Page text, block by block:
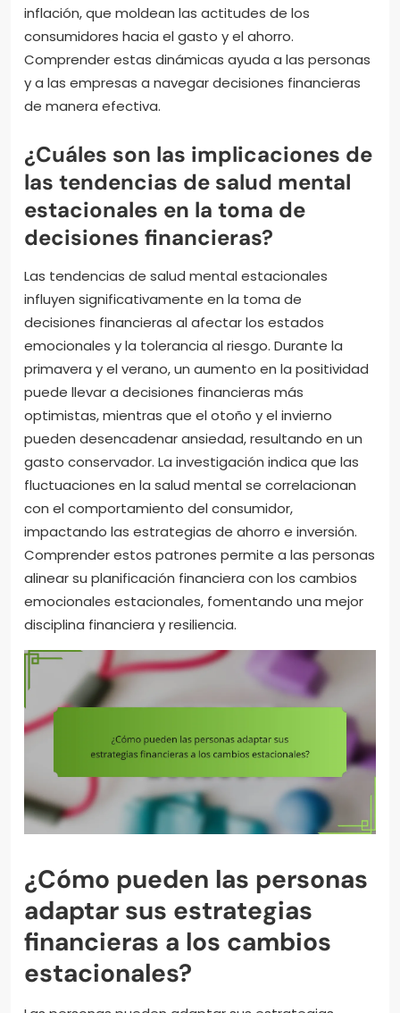
inflación, que moldean las actitudes de los
consumidores hacia el gasto y el ahorro.
Comprender estas dinámicas ayuda a las personas
y a las empresas a navegar decisiones financieras
de manera efectiva.
¿Cuáles son las implicaciones de
las tendencias de salud mental
estacionales en la toma de
decisiones financieras?
Las tendencias de salud mental estacionales
influyen significativamente en la toma de
decisiones financieras al afectar los estados
emocionales y la tolerancia al riesgo. Durante la
primavera y el verano, un aumento en la positividad
puede llevar a decisiones financieras más
optimistas, mientras que el otoño y el invierno
pueden desencadenar ansiedad, resultando en un
gasto conservador. La investigación indica que las
fluctuaciones en la salud mental se correlacionan
con el comportamiento del consumidor,
impactando las estrategias de ahorro e inversión.
Comprender estos patrones permite a las personas
alinear su planificación financiera con los cambios
emocionales estacionales, fomentando una mejor
disciplina financiera y resiliencia.
¿Cómo pueden las personas
adaptar sus estrategias
financieras a los cambios
estacionales?